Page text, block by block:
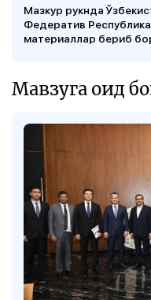
Мазкур рукнда
Федератив
материаллар бериб
Мавзуга оид